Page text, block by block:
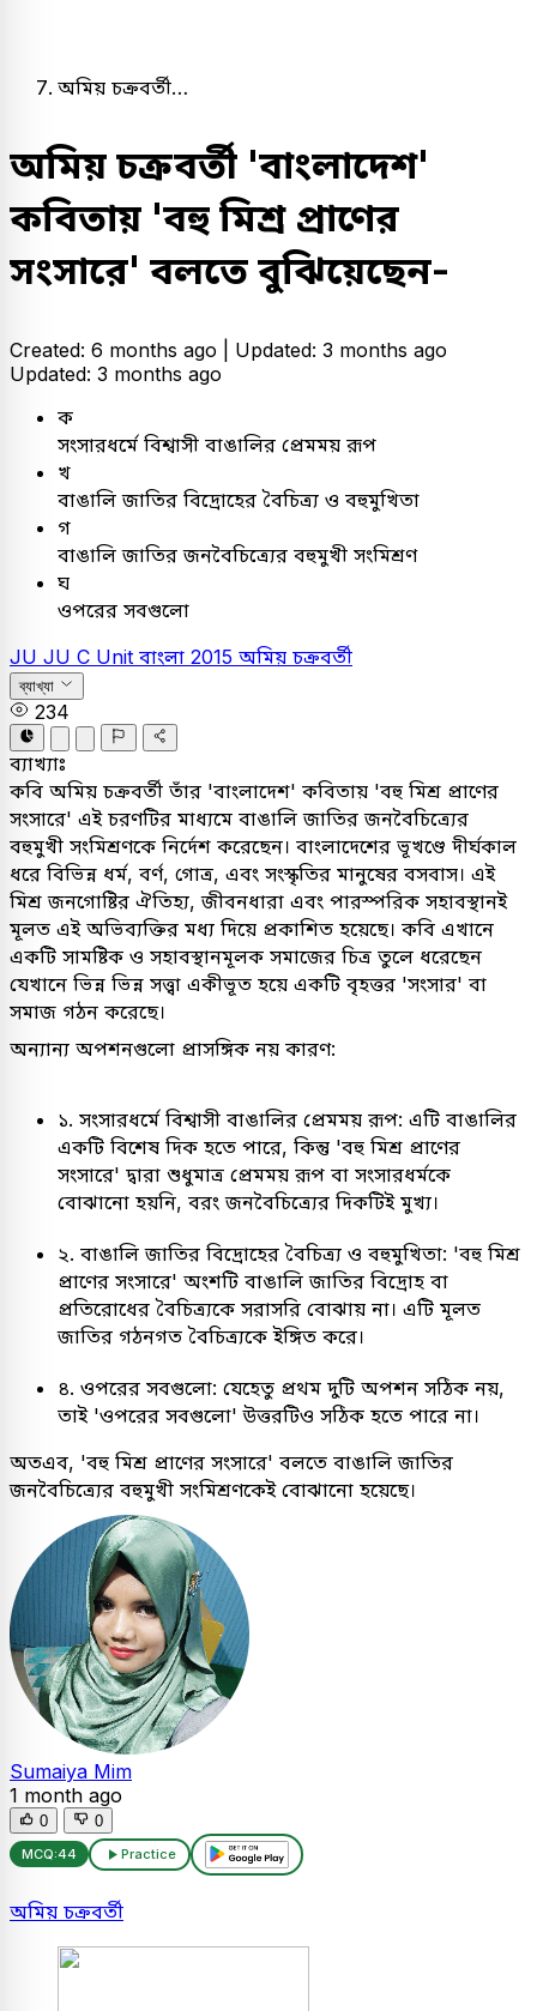
অমিয় চক্রবর্তী…
অমিয় চক্রবর্তী 'বাংলাদেশ'
কবিতায় 'বহু মিশ্র প্রাণের
সংসারে' বলতে বুঝিয়েছেন-
Created: 6 months ago | Updated: 3 months ago
Updated: 3 months ago
ক
সংসারধর্মে বিশ্বাসী বাঙালির প্রেমময় রূপ
খ
বাঙালি জাতির বিদ্রোহের বৈচিত্র্য ও বহুমুখিতা
গ
বাঙালি জাতির জনবৈচিত্র্যের বহুমুখী সংমিশ্রণ
ঘ
ওপরের সবগুলো
JU JU C Unit বাংলা 2015 অমিয় চক্রবর্তী
ব্যাখ্যা
234
ব্যাখ্যাঃ
কবি অমিয় চক্রবর্তী তাঁর 'বাংলাদেশ' কবিতায় 'বহু মিশ্র প্রাণের
সংসারে' এই চরণটির মাধ্যমে বাঙালি জাতির জনবৈচিত্র্যের
বহুমুখী সংমিশ্রণকে নির্দেশ করেছেন। বাংলাদেশের ভূখণ্ডে দীর্ঘকাল
ধরে বিভিন্ন ধর্ম, বর্ণ, গোত্র, এবং সংস্কৃতির মানুষের বসবাস। এই
মিশ্র জনগোষ্টির ঐতিহ্য, জীবনধারা এবং পারস্পরিক সহাবস্থানই
মূলত এই অভিব্যক্তির মধ্য দিয়ে প্রকাশিত হয়েছে। কবি এখানে
একটি সামষ্টিক ও সহাবস্থানমূলক সমাজের চিত্র তুলে ধরেছেন
যেখানে ভিন্ন ভিন্ন সত্ত্বা একীভূত হয়ে একটি বৃহত্তর 'সংসার' বা
সমাজ গঠন করেছে।
অন্যান্য অপশনগুলো প্রাসঙ্গিক নয় কারণ:
১. সংসারধর্মে বিশ্বাসী বাঙালির প্রেমময় রূপ: এটি বাঙালির
একটি বিশেষ দিক হতে পারে, কিন্তু 'বহু মিশ্র প্রাণের
সংসারে' দ্বারা শুধুমাত্র প্রেমময় রূপ বা সংসারধর্মকে
বোঝানো হয়নি, বরং জনবৈচিত্র্যের দিকটিই মুখ্য।
২. বাঙালি জাতির বিদ্রোহের বৈচিত্র্য ও বহুমুখিতা: 'বহু মিশ্র
প্রাণের সংসারে' অংশটি বাঙালি জাতির বিদ্রোহ বা
প্রতিরোধের বৈচিত্র্যকে সরাসরি বোঝায় না। এটি মূলত
জাতির গঠনগত বৈচিত্র্যকে ইঙ্গিত করে।
৪. ওপরের সবগুলো: যেহেতু প্রথম দুটি অপশন সঠিক নয়,
তাই 'ওপরের সবগুলো' উত্তরটিও সঠিক হতে পারে না।
অতএব, 'বহু মিশ্র প্রাণের সংসারে' বলতে বাঙালি জাতির
জনবৈচিত্র্যের বহুমুখী সংমিশ্রণকেই বোঝানো হয়েছে।
Sumaiya Mim
1 month ago
0 0
MCQ:44 Practice
অমিয় চক্রবর্তী